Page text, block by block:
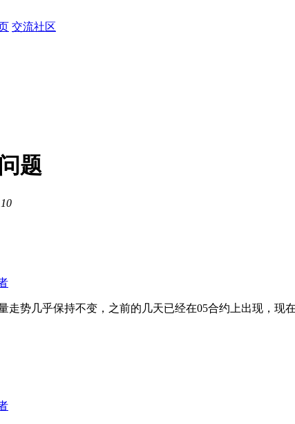
交流社区
题
10
走势几乎保持不变，之前的几天已经在05合约上出现，